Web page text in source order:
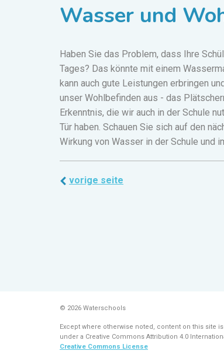
Wasser und
Haben Sie das Problem, dass Ihre
Tages? Das könnte mit einem
kann auch gute Leistungen erbringen
unser Wohlbefinden aus - das
Erkenntnis, die wir auch in der Schule
Tür haben. Schauen Sie sich auf den
Wirkung von Wasser in der Schule und
vorige seite
© 2026 Waterschools
Except where otherwise noted, content on this site
under a Creative Commons Attribution 4.0
Creative Commons License